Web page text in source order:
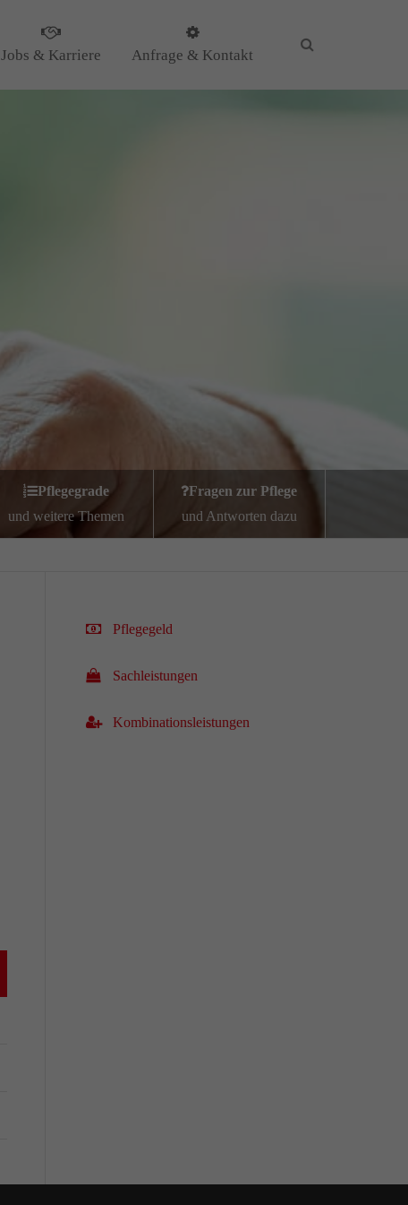
Jobs & Karriere Anfrage & Kontakt
Pflegegrade
und weitere Themen
Fragen zur Pflege
und Antworten dazu
Pflegegeld
Sachleistungen
Kombinationsleistungen